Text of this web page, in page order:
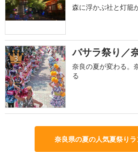
森に浮かぶ社と灯籠
3 バサラ祭り／
奈良の夏が変わる。
る
奈良県の夏の人気夏祭り